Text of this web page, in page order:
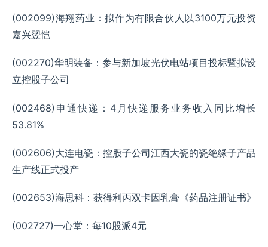
(002099)海翔药业：拟作为有限合伙人以3100万元投资
嘉兴翌恺
(002270)华明装备：参与新加坡光伏电站项目投标暨拟设
立控股子公司
(002468)申通快递：4月快递服务业务收入同比增长
53.81%
(002606)大连电瓷：控股子公司江西大瓷的瓷绝缘子产品
生产线正式投产
(002653)海思科：获得利丙双卡因乳膏《药品注册证书》
(002727)一心堂：每10股派4元